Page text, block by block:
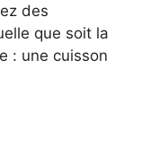
des
que soit la
: une cuisson